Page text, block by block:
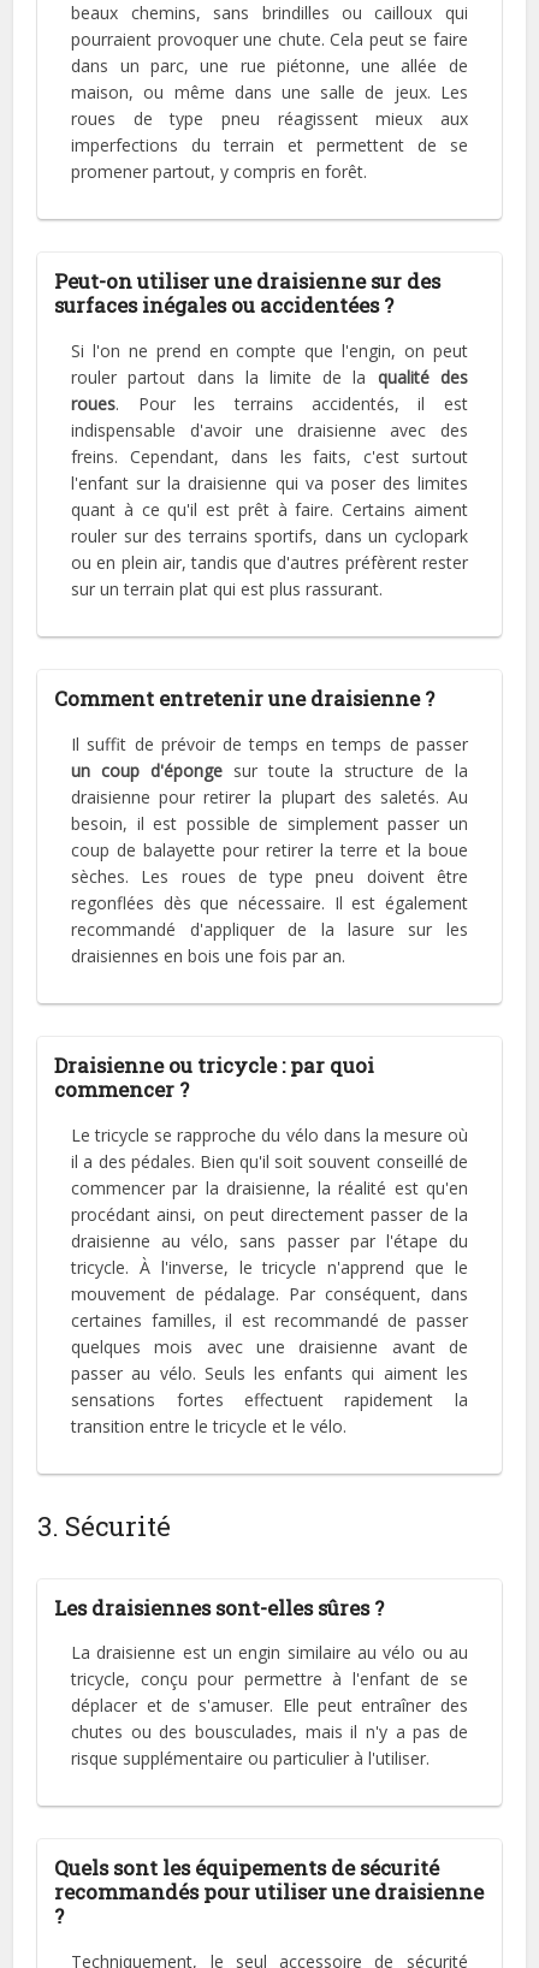
beaux chemins, sans brindilles ou cailloux qui
pourraient provoquer une chute. Cela peut se faire
dans un parc, une rue piétonne, une allée de
maison, ou même dans une salle de jeux. Les
roues de type pneu réagissent mieux aux
imperfections du terrain et permettent de se
promener partout, y compris en forêt.
Peut-on utiliser une draisienne sur des
surfaces inégales ou accidentées ?
Si l'on ne prend en compte que l'engin, on peut
rouler partout dans la limite de la qualité des
roues. Pour les terrains accidentés, il est
indispensable d'avoir une draisienne avec des
freins. Cependant, dans les faits, c'est surtout
l'enfant sur la draisienne qui va poser des limites
quant à ce qu'il est prêt à faire. Certains aiment
rouler sur des terrains sportifs, dans un cyclopark
ou en plein air, tandis que d'autres préfèrent rester
sur un terrain plat qui est plus rassurant.
Comment entretenir une draisienne ?
Il suffit de prévoir de temps en temps de passer
un coup d'épongesur toute la structure de la
draisienne pour retirer la plupart des saletés. Au
besoin, il est possible de simplement passer un
coup de balayette pour retirer la terre et la boue
sèches. Les roues de type pneu doivent être
regonflées dès que nécessaire. Il est également
recommandé d'appliquer de la lasure sur les
draisiennes en bois une fois par an.
Draisienne ou tricycle : par quoi
commencer ?
Le tricycle se rapproche du vélo dans la mesure où
il a des pédales. Bien qu'il soit souvent conseillé de
commencer par la draisienne, la réalité est qu'en
procédant ainsi, on peut directement passer de la
draisienne au vélo, sans passer par l'étape du
tricycle. À l'inverse, le tricycle n'apprend que le
mouvement de pédalage. Par conséquent, dans
certaines familles, il est recommandé de passer
quelques mois avec une draisienne avant de
passer au vélo. Seuls les enfants qui aiment les
sensations fortes effectuent rapidement la
transition entre le tricycle et le vélo.
3. Sécurité
Les draisiennes sont-elles sûres ?
La draisienne est un engin similaire au vélo ou au
tricycle, conçu pour permettre à l'enfant de se
déplacer et de s'amuser. Elle peut entraîner des
chutes ou des bousculades, mais il n'y a pas de
risque supplémentaire ou particulier à l'utiliser.
Quels sont les équipements de sécurité
recommandés pour utiliser une draisienne
?
Techniquement, le seul accessoire de sécurité